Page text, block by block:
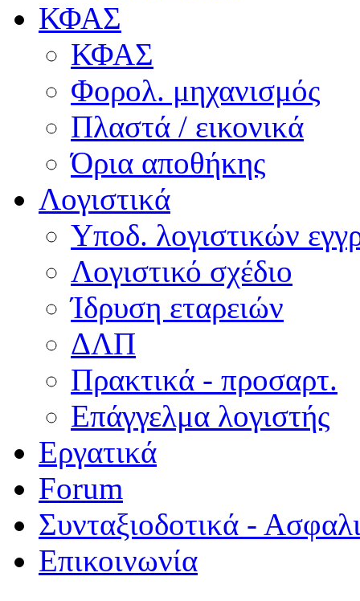
ΚΦΑΣ
ΚΦΑΣ
Φορολ. μηχανισμός
Πλαστά / εικονικά
Όρια αποθήκης
Λογιστικά
Υποδ. λογιστικών
Λογιστικό σχέδιο
Ίδρυση εταρειών
ΔΛΠ
Πρακτικά - προσαρτ.
Επάγγελμα λογιστής
Εργατικά
Forum
Συνταξιοδοτικά -
Επικοινωνία